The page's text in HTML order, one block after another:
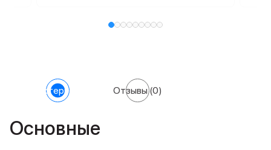
Характеристики Отзывы(0)
Основные